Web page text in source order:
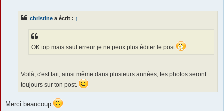
christine a écrit : ↑
OK top mais sauf erreur je ne peux plus éditer le post
Voilà, c'est fait, ainsi même dans plusieurs années, tes photos seront
toujours sur ton post.
Merci beaucoup